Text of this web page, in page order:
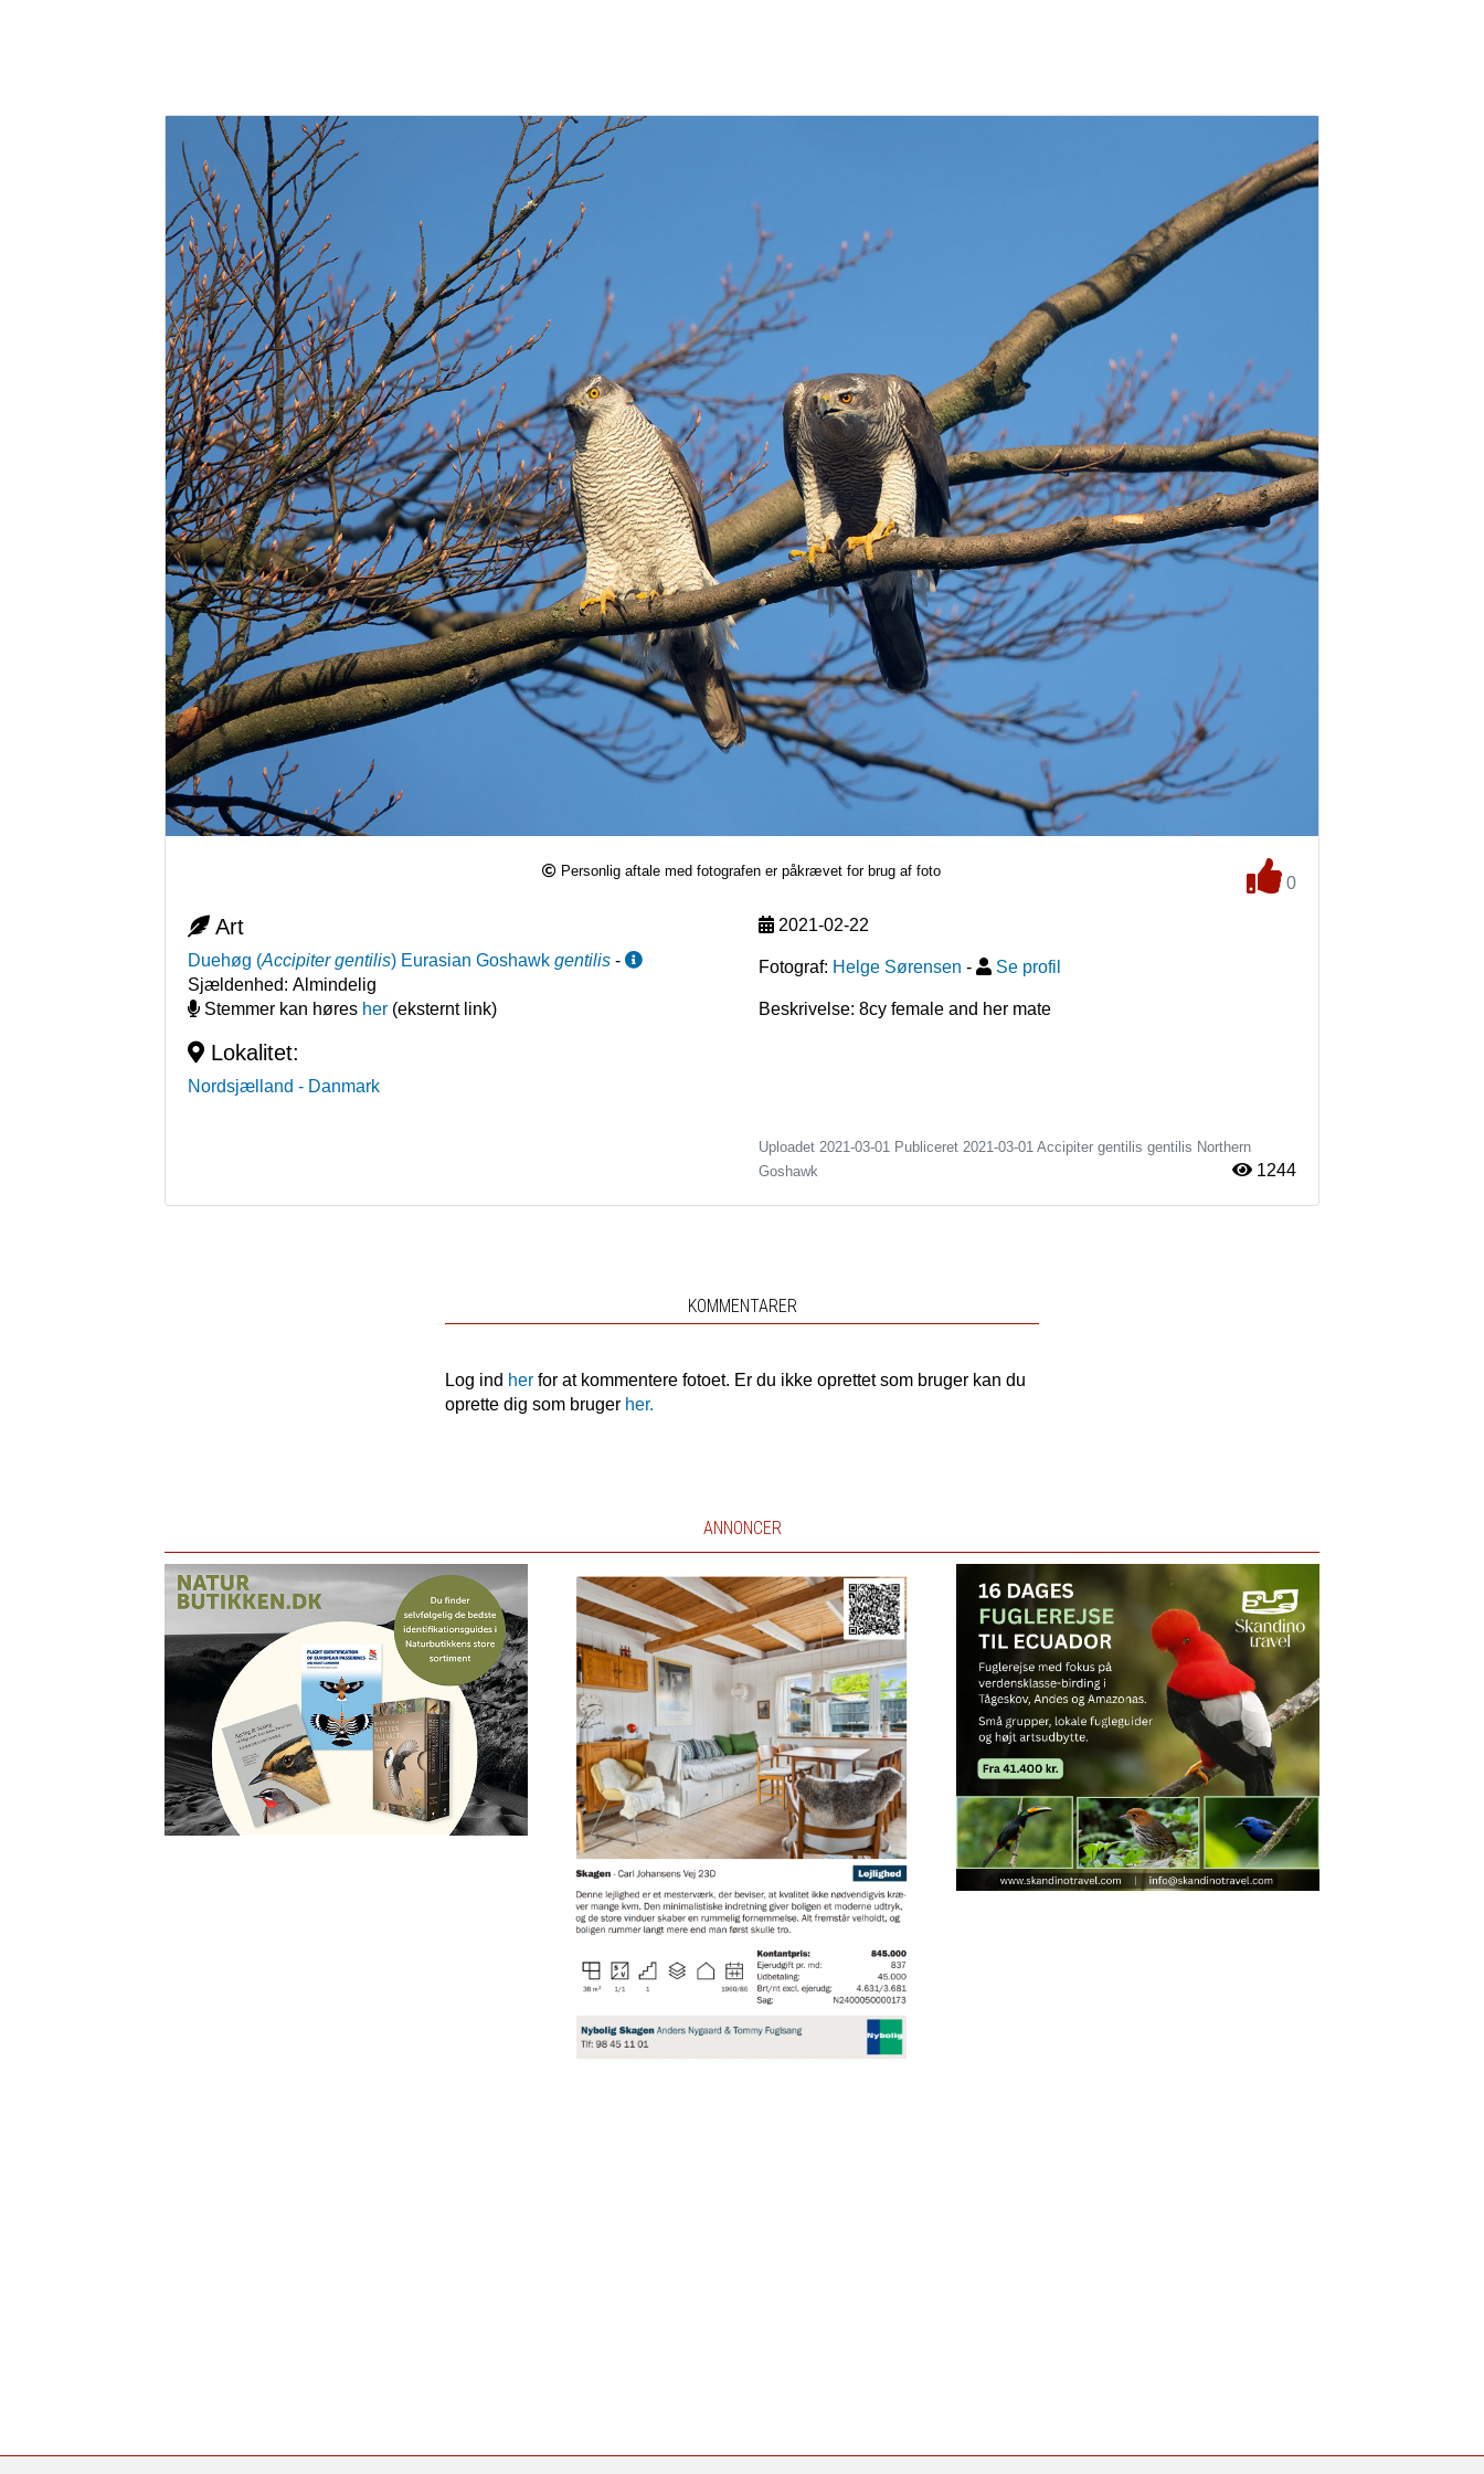
Personlig aftale med fotografen er påkrævet for brug af foto
0
Art
Duehøg (Accipiter gentilis) Eurasian Goshawk gentilis -
Sjældenhed:Almindelig
Stemmer kan høres her (eksternt link)
Lokalitet:
Nordsjælland - Danmark
2021-02-22
Fotograf: Helge Sørensen - Se profil
Beskrivelse: 8cy female and her mate
Uploadet 2021-03-01 Publiceret 2021-03-01 Accipiter gentilis gentilis Northern
Goshawk
1244
KOMMENTARER
Log ind her for at kommentere fotoet. Er du ikke oprettet som bruger kan du
oprette dig som bruger her.
ANNONCER